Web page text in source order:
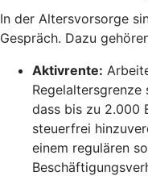
In der Altersvorsorge
Gespräch. Dazu
Aktivrente:
dass bis zu 2.000
steuerfrei
einem regulären